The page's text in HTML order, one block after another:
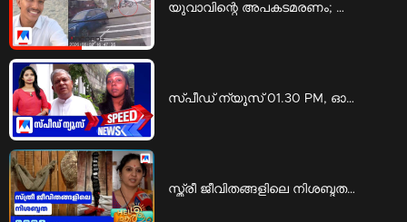
യുവാവിന്റെ അപകടമരണം; കൊലപാതകമെന്ന് സൂചന | Thrissur Accident
സ്പീഡ് ന്യൂസ് 01.30 PM, ഓഗസ്റ്റ് 07, 2026 | Speed News
സ്ത്രീ ജീവിതങ്ങളിലെ നിശബ്ദതയുടെ ഇന്‍സ്റ്റലേഷന്‍; ദൃശ്യഭാഷയൊരുക്കി അശ്വതി | silent installation